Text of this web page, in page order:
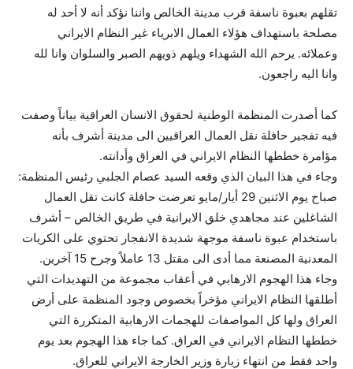
تقلهم بعبوة ناسفة قرب مدينة الخالص واننا نؤكد أنه لا أحد له
مصلحة باستهداف هؤلاء العمال الابرياء غير النظام الايراني
وعملائه. يرحم الله الشهداء ويلهم ذويهم الصبر والسلوان وانا لله
وانا اليه راجعون.
كما أصدرت المنظمة الوطنية لحقوق الانسان العراقية بياناً وصفت
فيه تفجير حافلة نقل العمال العراقيين الى مدينة أشرف بأنه
مؤامرة خططها النظام الايراني في العراق وأدانته.
وجاء في هذا البيان الذي وقعه السيد عصام الجلبي رئيس المنظمة:
صباح يوم الاثنين 29 أيار/مايو تعرضت حافلة كانت تقل العمال
الشاغلين عند مجاهدي خلق الايرانية في طريق الخالص – أشرف
باستخدام عبوة ناسفة موجهة شديدة الانفجار تحتوي على الكريات
المعدنية المصنعة مما أدى الى مقتل 13 عاملاً وجرح 15 آخرين.
وجاء هذا الهجوم الارهابي في أعقاب مجموعة من التهديدات التي
أطلقها النظام الايراني مؤخراً بخصوص وجود المنظمة على أرض
العراق ولها كل المواصفات للهجمات الارهابية المتكررة التي
خططها النظام الايراني في العراق. كما جاء هذا الهجوم بعد يوم
واحد فقط من انتهاء زيارة وزير الخارجة الايراني للعراق.